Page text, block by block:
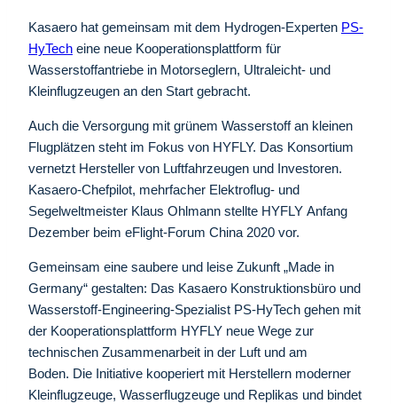
Kasaero hat gemeinsam mit dem Hydrogen-Experten PS-
HyTech eine neue Kooperationsplattform für
Wasserstoffantriebe in Motorseglern, Ultraleicht- und
Kleinflugzeugen an den Start gebracht.
Auch die Versorgung mit grünem Wasserstoff an kleinen
Flugplätzen steht im Fokus von HYFLY. Das Konsortium
vernetzt Hersteller von Luftfahrzeugen und Investoren.
Kasaero-Chefpilot, mehrfacher Elektroflug- und
Segelweltmeister Klaus Ohlmann stellte HYFLY Anfang
Dezember beim eFlight-Forum China 2020 vor.
Gemeinsam eine saubere und leise Zukunft „Made in
Germany“ gestalten: Das Kasaero Konstruktionsbüro und
Wasserstoff-Engineering-Spezialist PS-HyTech gehen mit
der Kooperationsplattform HYFLY neue Wege zur
technischen Zusammenarbeit in der Luft und am
Boden. Die Initiative kooperiert mit Herstellern moderner
Kleinflugzeuge, Wasserflugzeuge und Replikas und bindet